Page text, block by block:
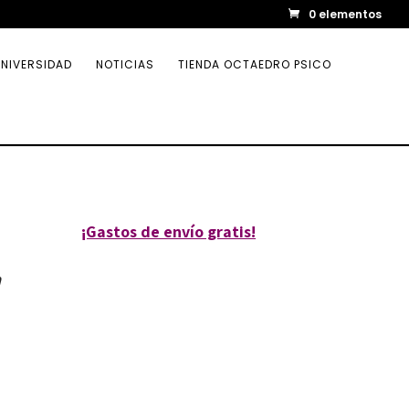
0 elementos
NOTICIAS TIENDA OCTAEDRO PSICO
¡Gastos de envío gratis!